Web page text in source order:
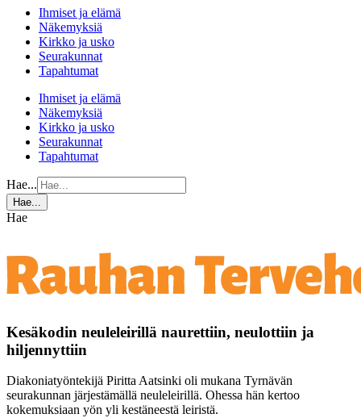
Ihmiset ja elämä
Näkemyksiä
Kirkko ja usko
Seurakunnat
Tapahtumat
Ihmiset ja elämä
Näkemyksiä
Kirkko ja usko
Seurakunnat
Tapahtumat
Hae...
Hae...
Hae
Kesäkodin neuleleirillä naurettiin, neulottiin ja
hiljennyttiin
Diakoniatyöntekijä Piritta Aatsinki oli mukana Tyrnävän
seurakunnan järjestämällä neuleleirillä. Ohessa hän kertoo
kokemuksiaan yön yli kestäneestä leiristä.